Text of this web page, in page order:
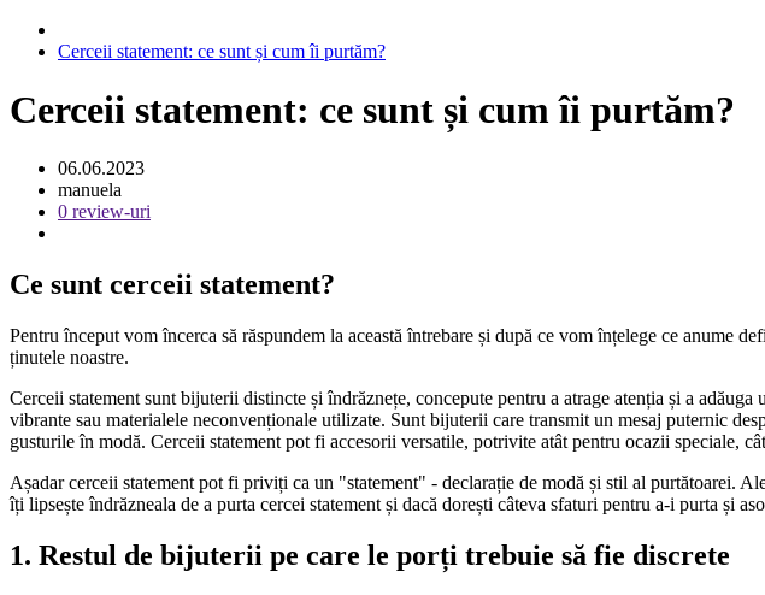
Cerceii statement: ce sunt și cum îi purtăm?
Cerceii statement: ce sunt și cum îi purtăm?
06.06.2023
manuela
0 review-uri
Ce sunt cerceii statement?
Pentru început vom încerca să răspundem la această întrebare și după ce vom înțelege ce anume
ținutele noastre.
Cerceii statement sunt bijuterii distincte și îndrăznețe, concepute pentru a atrage atenția și a
vibrante sau materialele neconvenționale utilizate. Sunt bijuterii care transmit un mesaj puternic
gusturile în modă. Cerceii statement pot fi accesorii versatile, potrivite atât pentru ocazii speciale,
Așadar cerceii statement pot fi priviți ca un "statement" - declarație de modă și stil al purtătoarei.
îți lipsește îndrăzneala de a purta cercei statement și dacă dorești câteva sfaturi pentru a-i purta și
1. Restul de bijuterii pe care le porți trebuie să fie discrete